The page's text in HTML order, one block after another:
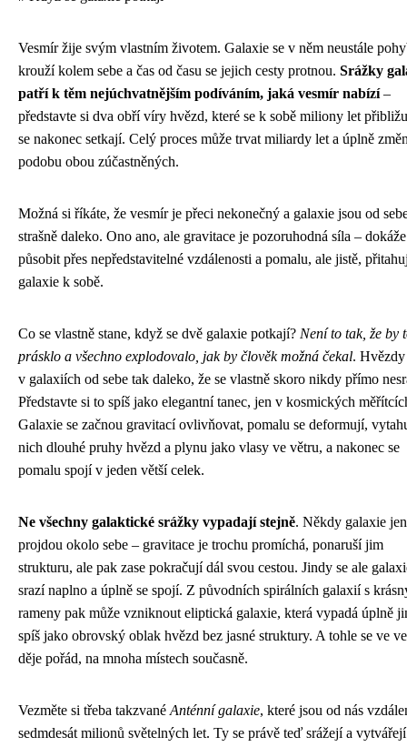
Vesmír žije svým vlastním životem. Galaxie se v něm neustále
krouží kolem sebe a čas od času se jejich cesty protnou. Srážky
patří k těm nejúchvatnějším podíváním, jaká vesmír nabízí–
představte si dva obří víry hvězd, které se k sobě miliony let
se nakonec setkají. Celý proces může trvat miliardy let a úplně
podobu obou zúčastněných.
Možná si říkáte, že vesmír je přeci nekonečný a galaxie jsou od
strašně daleko. Ono ano, ale gravitace je pozoruhodná síla – dokáže
působit přes nepředstavitelné vzdálenosti a pomalu, ale jistě,
galaxie k sobě.
Co se vlastně stane, když se dvě galaxie potkají? Není to tak, že by
prásklo a všechno explodovalo, jak by člověk možná čekal.
v galaxiích od sebe tak daleko, že se vlastně skoro nikdy přímo
Představte si to spíš jako elegantní tanec, jen v kosmických
Galaxie se začnou gravitací ovlivňovat, pomalu se deformují,
nich dlouhé pruhy hvězd a plynu jako vlasy ve větru, a nakonec se
pomalu spojí v jeden větší celek.
Ne všechny galaktické srážky vypadají stejně. Někdy galaxie
projdou okolo sebe – gravitace je trochu promíchá, ponaruší jim
strukturu, ale pak zase pokračují dál svou cestou. Jindy se ale
srazí naplno a úplně se spojí. Z původních spirálních galaxií s
rameny pak může vzniknout eliptická galaxie, která vypadá úplně
spíš jako obrovský oblak hvězd bez jasné struktury. A tohle se ve
děje pořád, na mnoha místech současně.
Vezměte si třeba takzvané Anténní galaxie, které jsou od nás
sedmdesát milionů světelných let. Ty se právě teď srážejí a vytvářejí